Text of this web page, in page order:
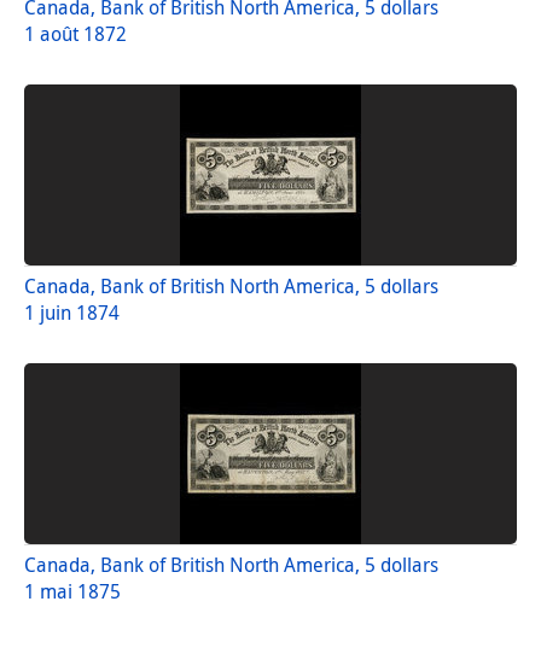
Canada, Bank of British North America, 5 dollars
1 août 1872
Canada, Bank of British North America, 5 dollars
1 juin 1874
Canada, Bank of British North America, 5 dollars
1 mai 1875